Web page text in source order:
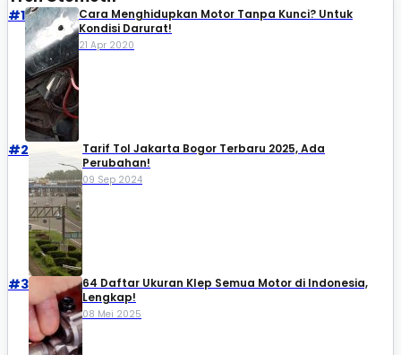
#1
Cara Menghidupkan Motor Tanpa Kunci? Untuk
Kondisi Darurat!
21 Apr 2020
#2
Tarif Tol Jakarta Bogor Terbaru 2025, Ada
Perubahan!
09 Sep 2024
#3
64 Daftar Ukuran Klep Semua Motor di Indonesia,
Lengkap!
08 Mei 2025